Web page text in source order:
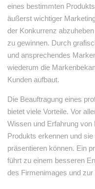
eines bestimmten
äußerst wichtiger
der Konkurrenz
zu gewinnen. Durch
und ansprechendes
wiederum die
Kunden aufbaut.
Die Beauftragung eines
bietet viele Vorteile. Vor
Wissen und Erfahrung von
Produkts erkennen und
präsentieren können. Ein
führt zu einem besseren
des Firmenimages und